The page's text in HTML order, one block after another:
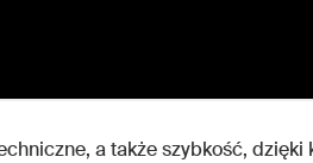
a także szybkość, dzięki